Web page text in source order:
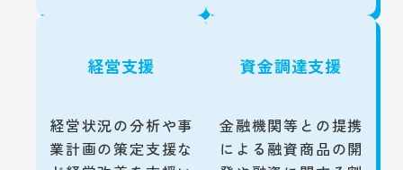
経営支援
経営状況の分析や事
業計画の策定支援な
資金調達支援
金融機関等との提携
による融資商品の開